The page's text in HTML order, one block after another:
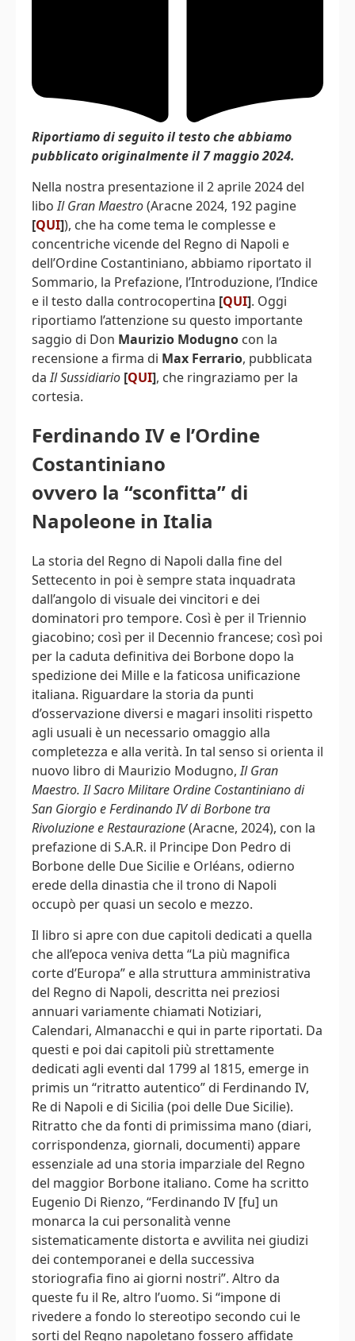
Riportiamo di seguito il testo che abbiamo
pubblicato originalmente il 7 maggio 2024.
Nella nostra presentazione il 2 aprile 2024 del
liboIl Gran Maestro(Aracne 2024, 192 pagine
[QUI]), che ha come tema le complesse e
concentriche vicende del Regno di Napoli e
dell’Ordine Costantiniano, abbiamo riportato il
Sommario, la Prefazione, l’Introduzione, l’Indice
e il testo dalla controcopertina [QUI]. Oggi
riportiamo l’attenzione su questo importante
saggio di Don Maurizio Modugno con la
recensione a firma di Max Ferrario, pubblicata
daIl Sussidiario [QUI], che ringraziamo per la
cortesia.
Ferdinando IV e l’Ordine
Costantiniano
ovvero la “sconfitta” di
Napoleone in Italia
La storia del Regno di Napoli dalla fine del
Settecento in poi è sempre stata inquadrata
dall’angolo di visuale dei vincitori e dei
dominatori pro tempore. Così è per il Triennio
giacobino; così per il Decennio francese; così poi
per la caduta definitiva dei Borbone dopo la
spedizione dei Mille e la faticosa unificazione
italiana. Riguardare la storia da punti
d’osservazione diversi e magari insoliti rispetto
agli usuali è un necessario omaggio alla
completezza e alla verità. In tal senso si orienta il
nuovo libro di Maurizio Modugno,Il Gran
Maestro. Il Sacro Militare Ordine Costantiniano di
San Giorgio e Ferdinando IV di Borbone tra
Rivoluzione e Restaurazione(Aracne, 2024), con la
prefazione di S.A.R. il Principe Don Pedro di
Borbone delle Due Sicilie e Orléans, odierno
erede della dinastia che il trono di Napoli
occupò per quasi un secolo e mezzo.
Il libro si apre con due capitoli dedicati a quella
che all’epoca veniva detta “La più magnifica
corte d’Europa” e alla struttura amministrativa
del Regno di Napoli, descritta nei preziosi
annuari variamente chiamati Notiziari,
Calendari, Almanacchi e qui in parte riportati. Da
questi e poi dai capitoli più strettamente
dedicati agli eventi dal 1799 al 1815, emerge in
primis un “ritratto autentico” di Ferdinando IV,
Re di Napoli e di Sicilia (poi delle Due Sicilie).
Ritratto che da fonti di primissima mano (diari,
corrispondenza, giornali, documenti) appare
essenziale ad una storia imparziale del Regno
del maggior Borbone italiano. Come ha scritto
Eugenio Di Rienzo, “Ferdinando IV [fu] un
monarca la cui personalità venne
sistematicamente distorta e avvilita nei giudizi
dei contemporanei e della successiva
storiografia fino ai giorni nostri”. Altro da
queste fu il Re, altro l’uomo. Si “impone di
rivedere a fondo lo stereotipo secondo cui le
sorti del Regno napoletano fossero affidate